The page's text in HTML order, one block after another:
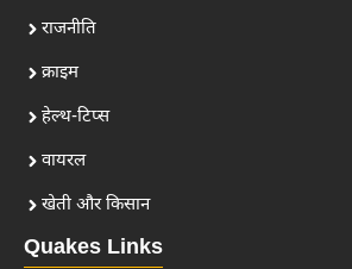
राजनीति
क्राइम
हेल्थ-टिप्स
वायरल
खेती और किसान
Quakes Links